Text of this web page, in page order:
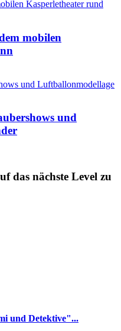
mobilen
und
das nächste Level zu
und Detektive"...